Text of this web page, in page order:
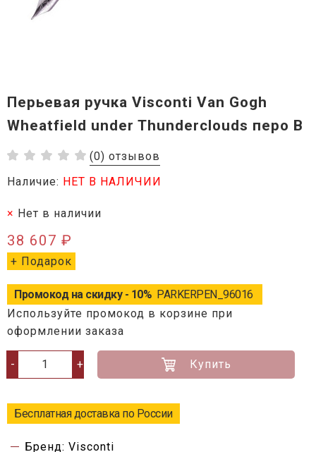
Перьевая ручка Visconti Van Gogh
Wheatfield under Thunderclouds перо B
(0) отзывов
Наличие: НЕТ В НАЛИЧИИ
Нет в наличии
38 607 ₽
+ Подарок
Промокод на скидку - 10% PARKERPEN_96016
Используйте промокод в корзине при
оформлении заказа
- + Купить
Бесплатная доставка по России
Бренд: Visconti